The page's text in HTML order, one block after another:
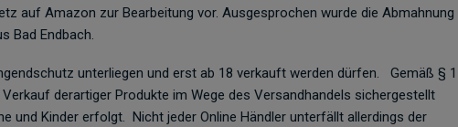
auf Amazon zur Bearbeitung vor. Ausgesprochen wurde die Abmahnung
Bad Endbach.
unterliegen und erst ab 18 verkauft werden dürfen. Gemäß § 1
derartiger Produkte im Wege des Versandhandels sichergestellt
und Kinder erfolgt. Nicht jeder Online Händler unterfällt allerdings der